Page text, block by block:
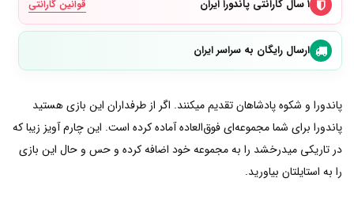
۱ سال گارانتی پاندورا ایران قوانین گارانتی
ارسال رایگان به سراسر ایران
پاندورا و شکوه پادشاهان تقدیم میکنند. اگر از طرفداران این بازی هستید
پاندورا برای شما مجموعه‌ای فوق‌العاده آماده کرده است. این چارم آویز زیبا که
در تاریکی میدرخشد را به مجموعه خود اضافه کرده و حس و حال این بازی
را به استایلتان بیاورید.